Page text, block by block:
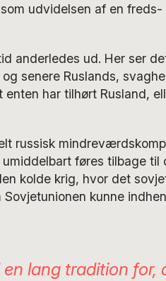
som udvidelsen af en
anderledes ud. Her ser
senere Ruslands,
har tilhørt Rusland,
russisk
føres tilbage til
kolde krig, hvor det
kunne
en lang tradition for,